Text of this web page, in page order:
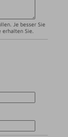
Je besser Sie
erhalten Sie.